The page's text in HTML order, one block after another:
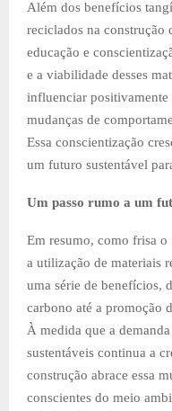
Além dos benefícios
reciclados na construção
educação e
e a viabilidade desses
influenciar positivamente
mudanças de
Essa conscientização
um futuro sustentável
Um passo rumo a um
Em resumo, como frisa
a utilização de materiais
uma série de benefícios,
carbono até a promoção
À medida que a
sustentáveis continua a
construção abrace essa
conscientes do meio